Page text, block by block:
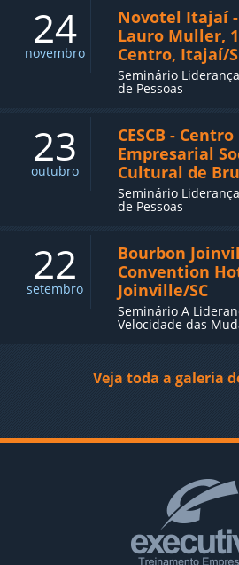
24
novembro
Novotel Itajaí -
Lauro Muller,
Centro, Itajaí/
Seminário
de Pessoas
23
outubro
CESCB - Centro
Empresarial
Cultural de
Seminário
de Pessoas
22
setembro
Bourbon
Convention
Joinville/SC
Seminário A
Velocidade das
Veja toda a galeria